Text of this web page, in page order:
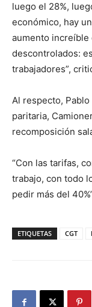
luego el 28%,
económico, hay
aumento increíble
descontrolados:
trabajadores”,
Al respecto,
paritaria,
recomposición
“Con las tarifas,
trabajo, con todo
pedir más del
ETIQUETAS CGT